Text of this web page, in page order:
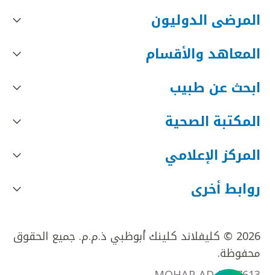
المرضى الدوليون
المعاهد والأقسام
ابحث عن طبيب
المكتبة الصحية
المركز الإعلامي
روابط أخرى
2026 © كليفلاند كلينك أبوظبي ذ.م.م. جميع الحقوق
محفوظة.